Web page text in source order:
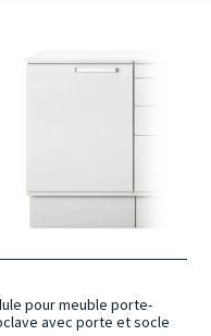
pour meuble porte-
avec porte et socle